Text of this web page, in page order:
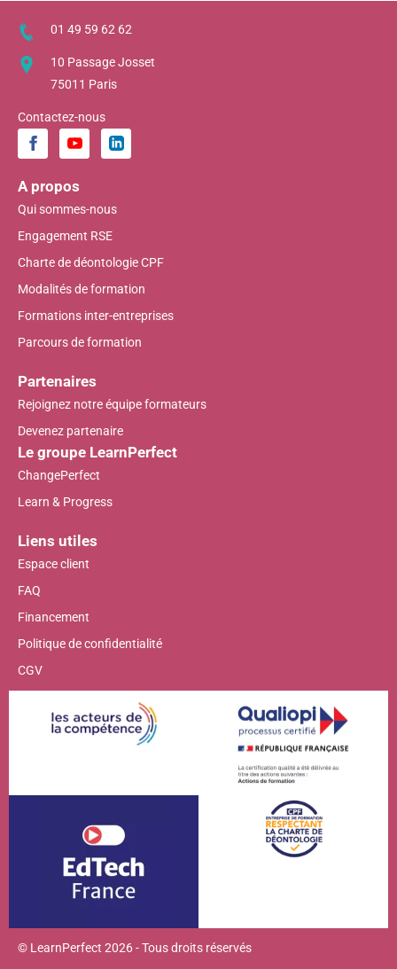
01 49 59 62 62
10 Passage Josset
75011 Paris
Contactez-nous
A propos
Qui sommes-nous
Engagement RSE
Charte de déontologie CPF
Modalités de formation
Formations inter-entreprises
Parcours de formation
Partenaires
Rejoignez notre équipe formateurs
Devenez partenaire
Le groupe LearnPerfect
ChangePerfect
Learn & Progress
Liens utiles
Espace client
FAQ
Financement
Politique de confidentialité
CGV
© LearnPerfect 2026 - Tous droits réservés